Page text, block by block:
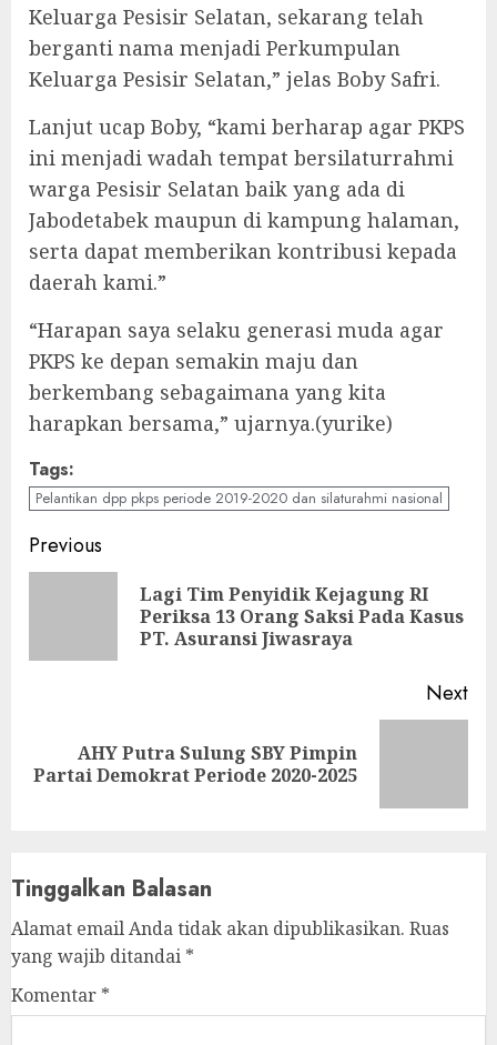
Keluarga Pesisir Selatan, sekarang telah
berganti nama menjadi Perkumpulan
Keluarga Pesisir Selatan,” jelas Boby Safri.
Lanjut ucap Boby, “kami berharap agar PKPS
ini menjadi wadah tempat bersilaturrahmi
warga Pesisir Selatan baik yang ada di
Jabodetabek maupun di kampung halaman,
serta dapat memberikan kontribusi kepada
daerah kami.”
“Harapan saya selaku generasi muda agar
PKPS ke depan semakin maju dan
berkembang sebagaimana yang kita
harapkan bersama,” ujarnya.(yurike)
Tags:
Pelantikan dpp pkps periode 2019-2020 dan silaturahmi nasional
Continue
Reading
Previous
Lagi Tim Penyidik Kejagung RI
Periksa 13 Orang Saksi Pada Kasus
PT. Asuransi Jiwasraya
Next
post:
AHY Putra Sulung SBY Pimpin
Partai Demokrat Periode 2020-2025
Tinggalkan Balasan
Alamat email Anda tidak akan dipublikasikan. Ruas
yang wajib ditandai *
Komentar *